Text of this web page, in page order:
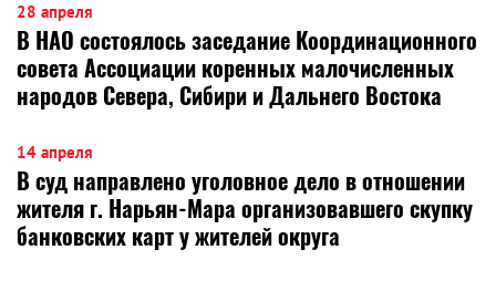
28 апреля
​В НАО состоялось заседание Координационного
совета Ассоциации коренных малочисленных
народов Севера, Сибири и Дальнего Востока
14 апреля
В суд направлено уголовное дело в отношении
жителя г. Нарьян-Мара организовавшего скупку
банковских карт у жителей округа